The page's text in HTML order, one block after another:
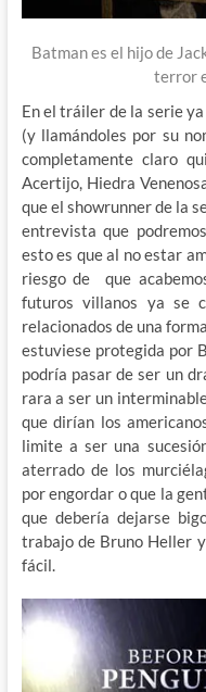
Batman es el hijo de
terror
En el tráiler de la serie
(y llamándoles por su
completamente claro
Acertijo, Hiedra
que el showrunner de la
entrevista que
esto es que al no estar
riesgo de que
futuros villanos ya se
relacionados de una
estuviese protegida por
podría pasar de ser un
rara a ser un
que dirían los
limite a ser una
aterrado de los
por engordar o que la
que debería dejarse
trabajo de Bruno Heller
fácil.